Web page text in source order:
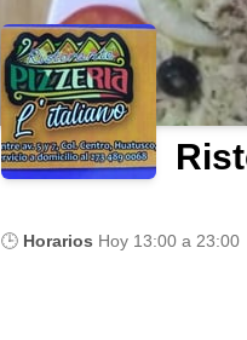
🕒 Horarios Hoy 13:00 a 23:00